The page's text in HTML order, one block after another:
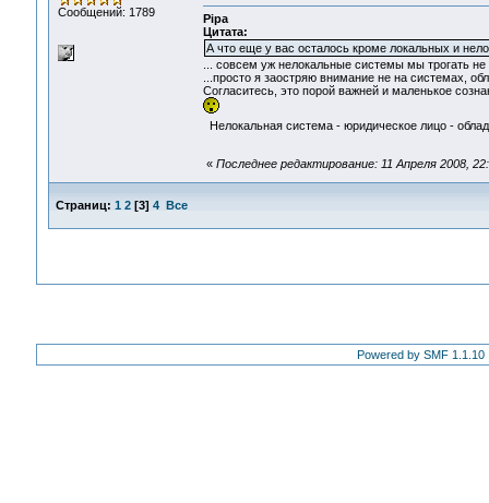
Сообщений: 1789
Pipa
Цитата:
А что еще у вас осталось кроме локальных и
... совсем уж нелокальные системы мы трогать
...просто я заостряю внимание не на системах,
Согласитесь, это порой важней и маленькое
Нелокальная система - юридическое лицо -
« Последнее редактирование: 11 Апреля 2008,
Страниц: 1 2[3] 4 Все
Powered by SMF 1.1.10